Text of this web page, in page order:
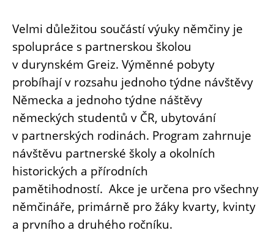
Velmi důležitou součástí výuky němčiny je
spolupráce s partnerskou školou
v durynském Greiz. Výměnné pobyty
probíhají v rozsahu jednoho týdne návštěvy
Německa a jednoho týdne náštěvy
německých studentů v ČR, ubytování
v partnerských rodinách. Program zahrnuje
návštěvu partnerské školy a okolních
historických a přírodních
pamětihodností. Akce je určena pro všechny
němčináře, primárně pro žáky kvarty, kvinty
a prvního a druhého ročníku.